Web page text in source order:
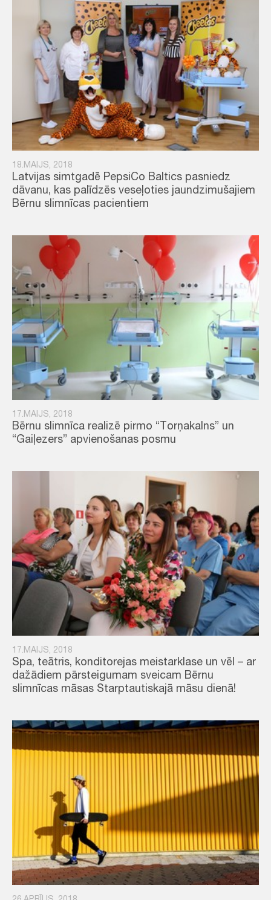
18.MAIJS, 2018
Latvijas simtgadē PepsiCo Baltics pasniedz
dāvanu, kas palīdzēs veseļoties jaundzimušajiem
Bērnu slimnīcas pacientiem
17.MAIJS, 2018
Bērnu slimnīca realizē pirmo “Torņakalns” un
“Gaiļezers” apvienošanas posmu
17.MAIJS, 2018
Spa, teātris, konditorejas meistarklase un vēl – ar
dažādiem pārsteigumam sveicam Bērnu
slimnīcas māsas Starptautiskajā māsu dienā!